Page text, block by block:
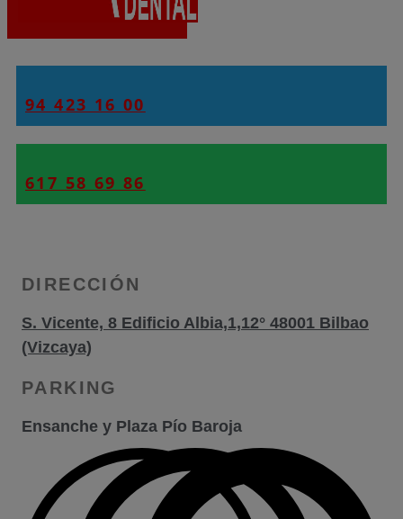
94 423 16 00
617 58 69 86
DIRECCIÓN
S. Vicente, 8 Edificio Albia,1,12° 48001 Bilbao
(Vizcaya)
PARKING
Ensanche y Plaza Pío Baroja